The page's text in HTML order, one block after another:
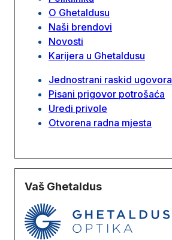
O Ghetaldusu
Naši brendovi
Novosti
Karijera u Ghetaldusu
Jednostrani raskid ugovora
Pisani prigovor potrošaća
Uredi privole
Otvorena radna mjesta
Vaš Ghetaldus